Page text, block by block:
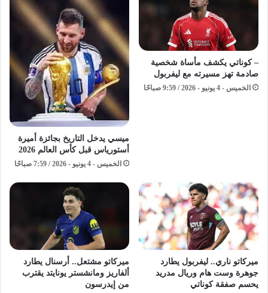
– كوناتي يكشف مأساة شخصية
صادمة تهز مسيرته مع ليفربول
الخميس - 4 يونيو - 2026 / 9:59 صباحًا
ميسي يدخل التاريخ بجائزة أميرة
أستورياس قبل كأس العالم 2026
الخميس - 4 يونيو - 2026 / 7:59 صباحًا
ميركاتو ناري.. ليفربول يطارد
جوهرة وست هام وريال مدريد
يحسم صفقة كوناتي
ميركاتو مشتعل.. أرسنال يطارد
ألفاريز ومانشستر يونايتد يقترب
من إيدرسون